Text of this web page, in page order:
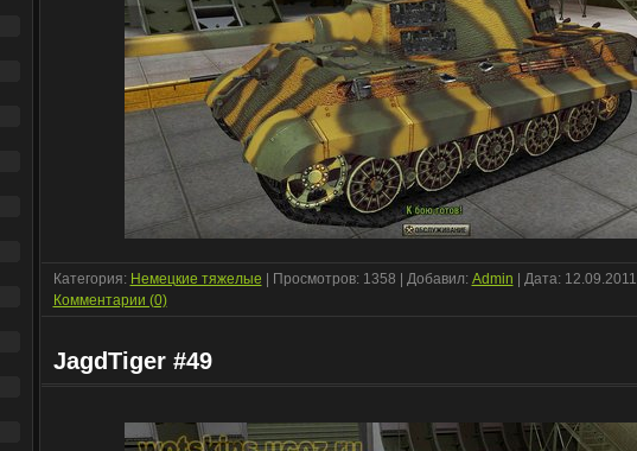
Категория: Немецкие тяжелые | Просмотров: 1358 | Добавил: Admin | Дата: 12.09.2011
Комментарии (0)
JagdTiger #49